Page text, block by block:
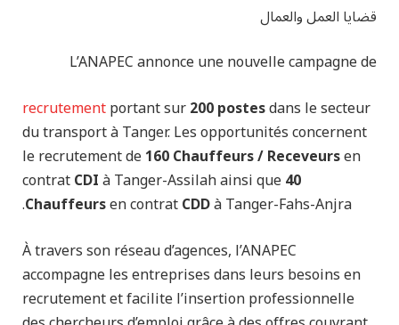
قضايا العمل والعمال
L’ANAPEC annonce une nouvelle campagne de
portant sur200 postesdans le secteur
du transport à Tanger. Les opportunités concernent
le recrutement de160 Chauffeurs / Receveursen
contratCDIà Tanger-Assilah ainsi que40
Chauffeursen contratCDDà Tanger-Fahs-Anjra.
À travers son réseau d’agences, l’ANAPEC
accompagne les entreprises dans leurs besoins en
recrutement et facilite l’insertion professionnelle